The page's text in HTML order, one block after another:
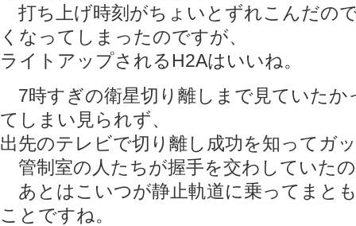
打ち上げ時刻がちょいとずれこんだの
くなってしまったのですが、
ライトアップされるH2Aはいいね。
7時すぎの衛星切り離しまで見ていたか
てしまい見られず、
出先のテレビで切り離し成功を知ってガ
管制室の人たちが握手を交わしていた
あとはこいつが静止軌道に乗ってまと
ことですね。